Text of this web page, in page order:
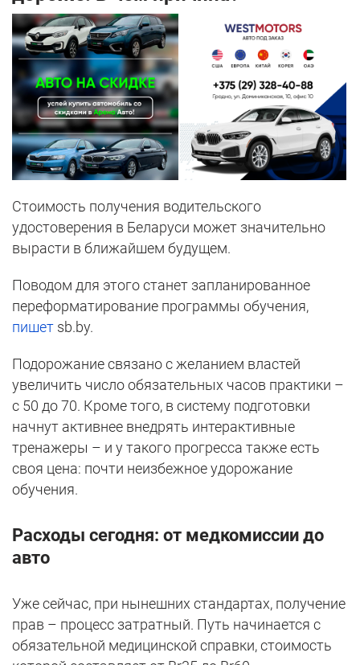
Стоимость получения водительского
удостоверения в Беларуси может значительно
вырасти в ближайшем будущем.
Поводом для этого станет запланированное
переформатирование программы обучения,
пишет sb.by.
Подорожание связано с желанием властей
увеличить число обязательных часов практики –
с 50 до 70. Кроме того, в систему подготовки
начнут активнее внедрять интерактивные
тренажеры – и у такого прогресса также есть
своя цена: почти неизбежное удорожание
обучения.
Расходы сегодня: от медкомиссии до
авто
Уже сейчас, при нынешних стандартах, получение
прав – процесс затратный. Путь начинается с
обязательной медицинской справки, стоимость